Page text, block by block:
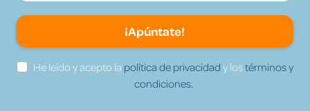
¡Apúntate!
He leído y acepto la política de privacidad y lostérminos y
condiciones.